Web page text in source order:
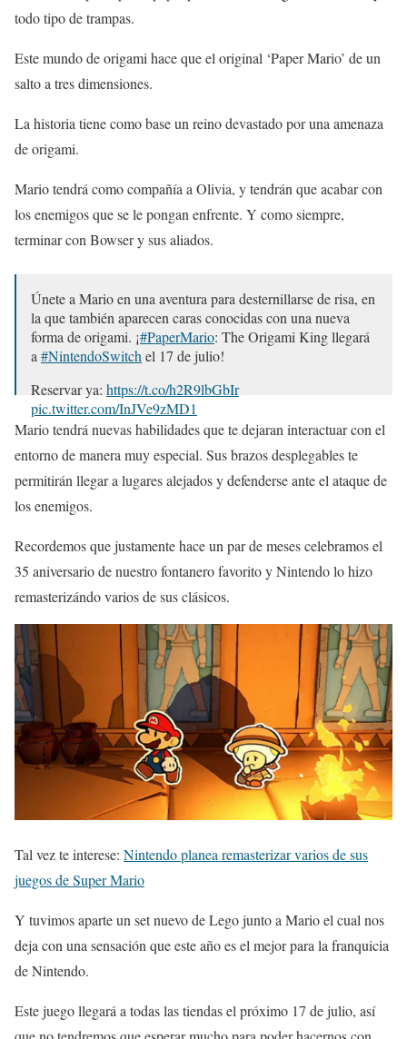
todo tipo de trampas.
Este mundo de origami hace que el original ‘Paper Mario’ de un
salto a tres dimensiones.
La historia tiene como base un reino devastado por una amenaza
de origami.
Mario tendrá como compañía a Olivia, y tendrán que acabar con
los enemigos que se le pongan enfrente. Y como siempre,
terminar con Bowser y sus aliados.
Únete a Mario en una aventura para desternillarse de risa, en
la que también aparecen caras conocidas con una nueva
forma de origami. ¡#PaperMario: The Origami King llegará
a #NintendoSwitch el 17 de julio!
Reservar ya: https://t.co/h2R9lbGbIr
pic.twitter.com/InJVe9zMD1
— Nintendo España (@NintendoES)May 14, 2020
Mario tendrá nuevas habilidades que te dejaran interactuar con el
entorno de manera muy especial. Sus brazos desplegables te
permitirán llegar a lugares alejados y defenderse ante el ataque de
los enemigos.
Recordemos que justamente hace un par de meses celebramos el
35 aniversario de nuestro fontanero favorito y Nintendo lo hizo
remasterizándo varios de sus clásicos.
Tal vez te interese: Nintendo planea remasterizar varios de sus
juegos de Super Mario
Y tuvimos aparte un set nuevo de Lego junto a Mario el cual nos
deja con una sensación que este año es el mejor para la franquicia
de Nintendo.
Este juego llegará a todas las tiendas el próximo 17 de julio, así